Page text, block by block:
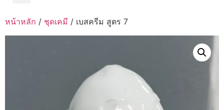
หน้าหลัก / ชุดเคมี / เบสครีม สูตร 7